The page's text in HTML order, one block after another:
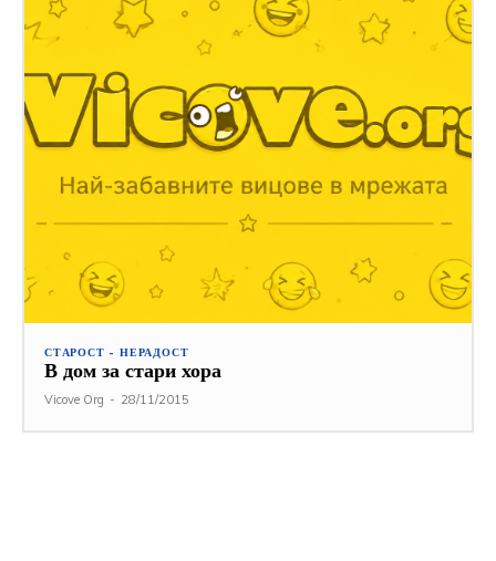
СТАРОСТ - НЕРАДОСТ
В дом за стари хора
Vicove Org - 28/11/2015